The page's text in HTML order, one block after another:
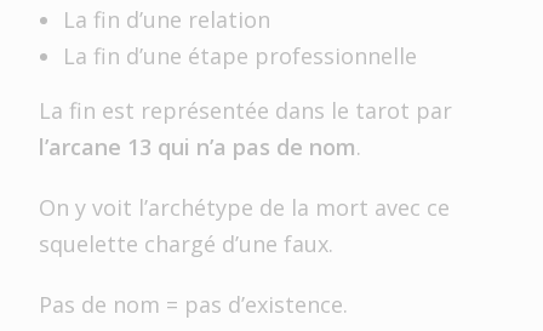
La fin d’une relation
La fin d’une étape professionnelle
La fin est représentée dans le tarot par
l’arcane 13 qui n’a pas de nom.
On y voit l’archétype de la mort avec ce
squelette chargé d’une faux.
Pas de nom = pas d’existence.